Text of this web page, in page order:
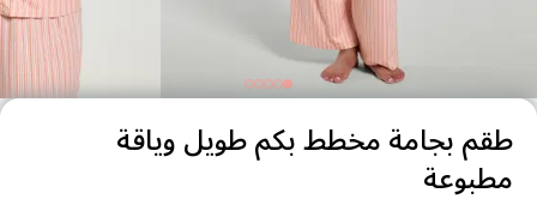
طقم بجامة مخطط بكم طويل وياقة
مطبوعة